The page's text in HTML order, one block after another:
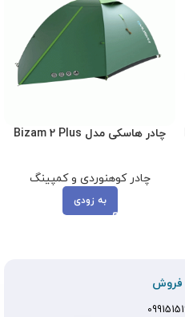
چادر هاسکی مدل Bizam 2 Plus
چادر کوهنوردی و کمپینگ
به زودی
فروش